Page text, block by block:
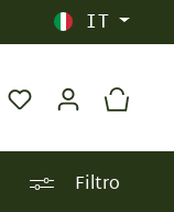
IT
Filtro